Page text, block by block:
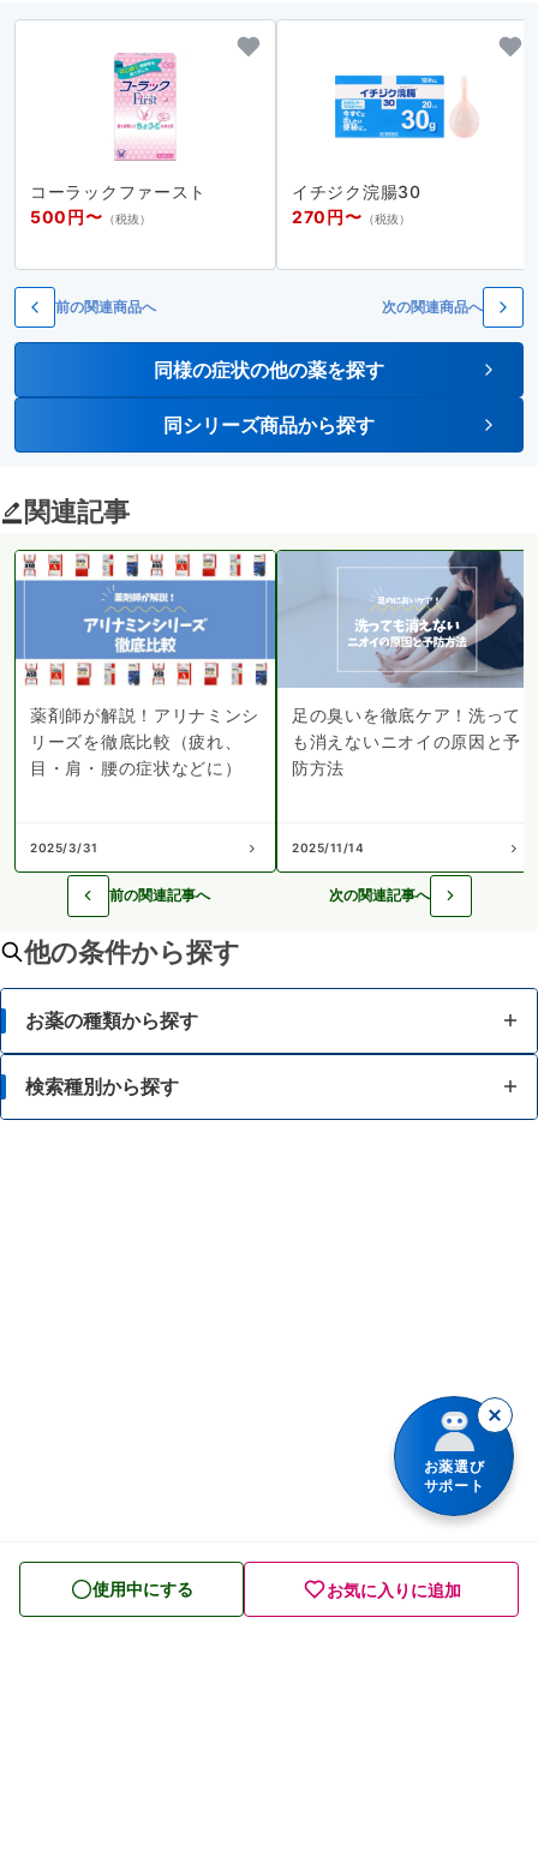
コーラックファースト
500円〜 （税抜）
イチジク浣腸30
270円〜 （税抜）
前の関連商品へ 次の関連商品へ
同様の症状の他の薬を探す
同シリーズ商品から探す
関連記事
薬剤師が解説！アリナミンシ
リーズを徹底比較（疲れ、
目・肩・腰の症状などに）
2025/3/31
足の臭いを徹底ケア！洗って
も消えないニオイの原因と予
防方法
2025/11/14
前の関連記事へ 次の関連記事へ
他の条件から探す
お薬の種類から探す
かぜ薬
皮膚薬
検索種別から探す
使用中にする お気に入りに追加
お薬選び
サポート